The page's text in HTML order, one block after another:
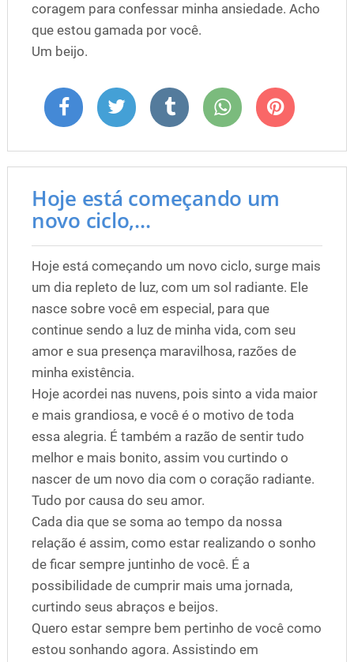
coragem para confessar minha ansiedade. Acho
que estou gamada por você.
Um beijo.
Hoje está começando um
novo ciclo,...
Hoje está começando um novo ciclo, surge mais
um dia repleto de luz, com um sol radiante. Ele
nasce sobre você em especial, para que
continue sendo a luz de minha vida, com seu
amor e sua presença maravilhosa, razões de
minha existência.
Hoje acordei nas nuvens, pois sinto a vida maior
e mais grandiosa, e você é o motivo de toda
essa alegria. É também a razão de sentir tudo
melhor e mais bonito, assim vou curtindo o
nascer de um novo dia com o coração radiante.
Tudo por causa do seu amor.
Cada dia que se soma ao tempo da nossa
relação é assim, como estar realizando o sonho
de ficar sempre juntinho de você. É a
possibilidade de cumprir mais uma jornada,
curtindo seus abraços e beijos.
Quero estar sempre bem pertinho de você como
estou sonhando agora. Assistindo em